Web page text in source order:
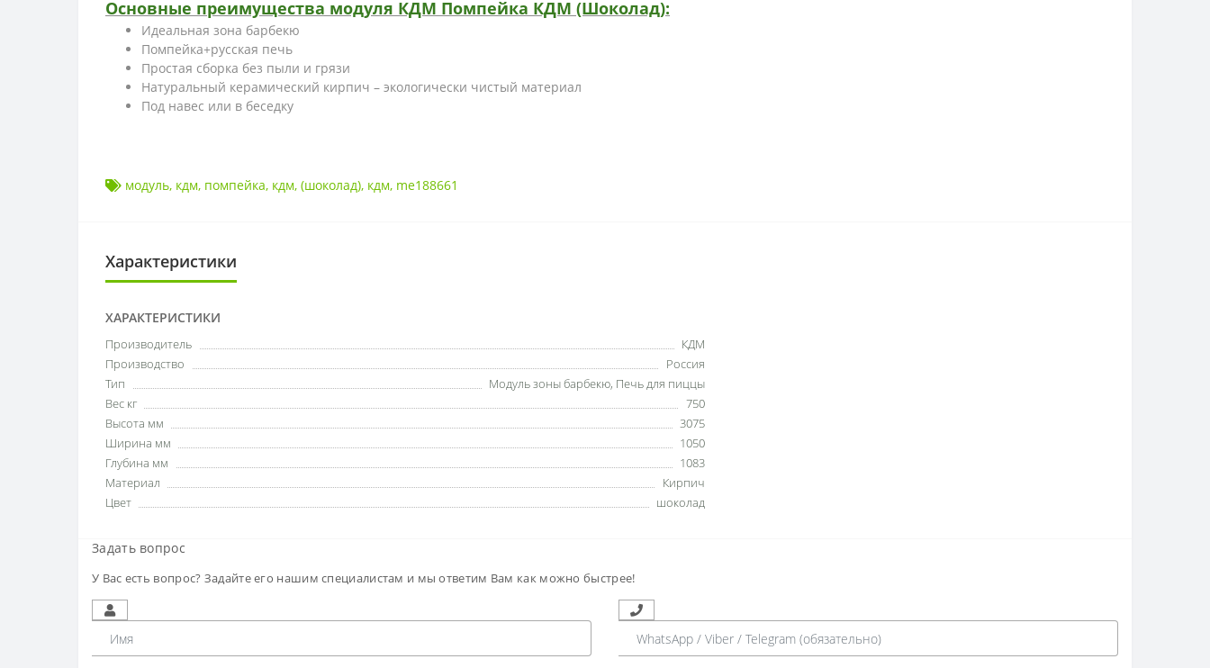
Основные преимущества модуля КДМ Помпейка КДМ (Шоколад):
Идеальная зона барбекю
Помпейка+русская печь
Простая сборка без пыли и грязи
Натуральный керамический кирпич – экологически чистый материал
Под навес или в беседку
модуль, кдм, помпейка, кдм, (шоколад), кдм, me188661
Характеристики
ХАРАКТЕРИСТИКИ
Производитель
КДМ
Производство
Россия
Тип
Модуль зоны барбекю, Печь для пиццы
Вес кг
750
Высота мм
3075
Ширина мм
1050
Глубина мм
1083
Материал
Кирпич
Цвет
шоколад
Задать вопрос
У Вас есть вопрос? Задайте его нашим специалистам и мы ответим Вам как можно быстрее!